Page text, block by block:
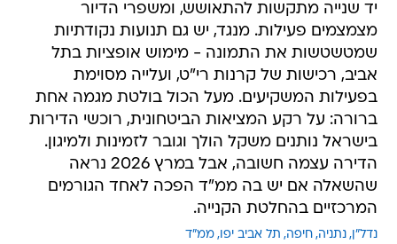
יד שנייה מתקשות להתאושש, ומשפרי הדיור
מצמצמים פעילות. מנגד, יש גם תנועות נקודתיות
שמטשטשות את התמונה - מימוש אופציות בתל
אביב, רכישות של קרנות רי"ט, ועלייה מסוימת
בפעילות המשקיעים. מעל הכול בולטת מגמה אחת
ברורה: על רקע המציאות הביטחונית, רוכשי הדירות
בישראל נותנים משקל הולך וגובר לזמינות ולמיגון.
הדירה עצמה חשובה, אבל במרץ 2026 נראה
שהשאלה אם יש בה ממ"ד הפכה לאחד הגורמים
המרכזיים בהחלטת הקנייה.
נדל"ן נתניה חיפה תל אביב יפו ממ"ד